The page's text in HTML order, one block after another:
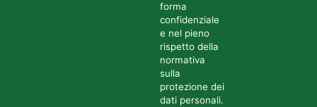
forma
confidenziale
e nel pieno
rispetto della
normativa
sulla
protezione dei
dati personali.